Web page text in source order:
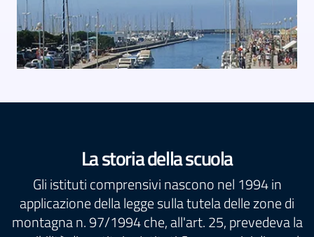
La storia della scuola
Gli istituti comprensivi nascono nel 1994 in
applicazione della legge sulla tutela delle zone di
montagna n. 97/1994 che, all'art. 25, prevedeva la